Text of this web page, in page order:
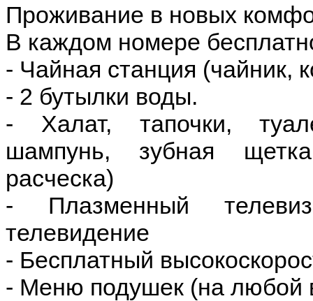
Проживание в новых
В каждом номере
- Чайная станция (чайник,
- 2 бутылки воды.
- Халат, тапочки,
шампунь, зубная
расческа)
- Плазменный
телевидение
- Бесплатный
- Меню подушек (на любой